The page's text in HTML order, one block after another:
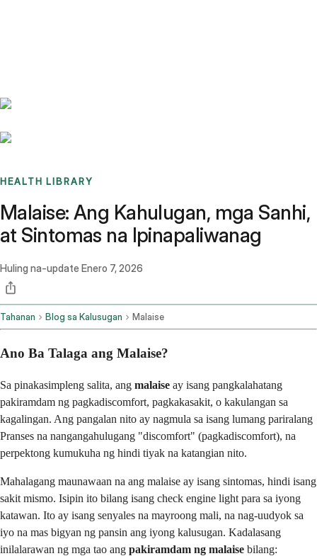
HEALTH LIBRARY
Malaise: Ang Kahulugan, mga Sanhi,
at Sintomas na Ipinapaliwanag
Huling na-update Enero 7, 2026
Tahanan Blog sa Kalusugan Malaise
Ano Ba Talaga ang Malaise?
Sa pinakasimpleng salita, ang malaise ay isang pangkalahatang
pakiramdam ng pagkadiscomfort, pagkakasakit, o kakulangan sa
kagalingan. Ang pangalan nito ay nagmula sa isang lumang pariralang
Pranses na nangangahulugang "discomfort" (pagkadiscomfort), na
perpektong kumukuha ng hindi tiyak na katangian nito.
Mahalagang maunawaan na ang malaise ay isang sintomas, hindi isang
sakit mismo. Isipin ito bilang isang check engine light para sa iyong
katawan. Ito ay isang senyales na mayroong mali, na nag-uudyok sa
iyo na mas bigyan ng pansin ang iyong kalusugan. Kadalasang
inilalarawan ng mga tao ang pakiramdam ng malaise bilang: